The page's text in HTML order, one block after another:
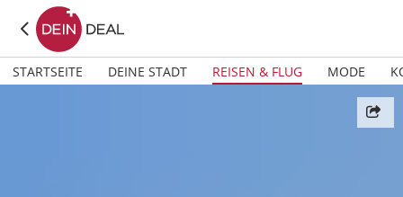
STARTSEITE DEINE STADT REISEN & FLUG MODE